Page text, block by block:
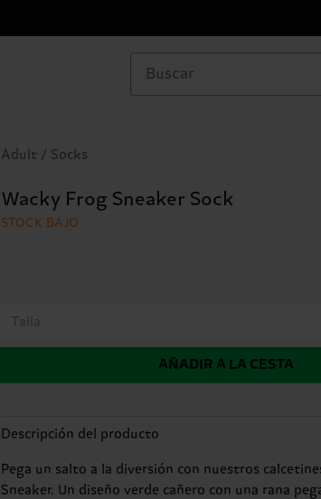
Adult / Socks
Wacky Frog Sneaker Sock
STOCK BAJO
Talla
AÑADIR A LA CESTA
Descripción del producto
Pega un salto a la diversión con nuestros
Sneaker. Un diseño verde cañero con una rana